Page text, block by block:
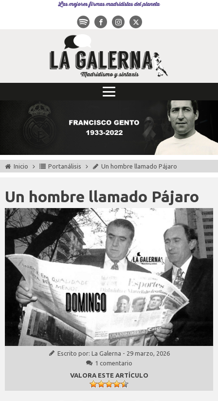
Las mejores firmas madridistas del planeta
Inicio Portanálisis Un hombre llamado Pájaro
Un hombre llamado Pájaro
Escrito por: La Galerna - 29 marzo, 2026
1 comentario
VALORA ESTE ARTÍCULO